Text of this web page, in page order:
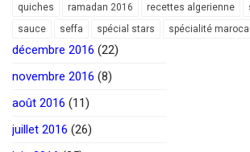
quiches
ramadan 2016 recettes algerienne
sauce
seffa spécial stars spécialité
décembre 2016 (22)
novembre 2016 (8)
août 2016 (11)
juillet 2016 (26)